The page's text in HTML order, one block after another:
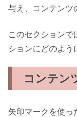
与え、コンテンツ
このセクションで
ションにどのよう
コンテン
矢印マークを使っ